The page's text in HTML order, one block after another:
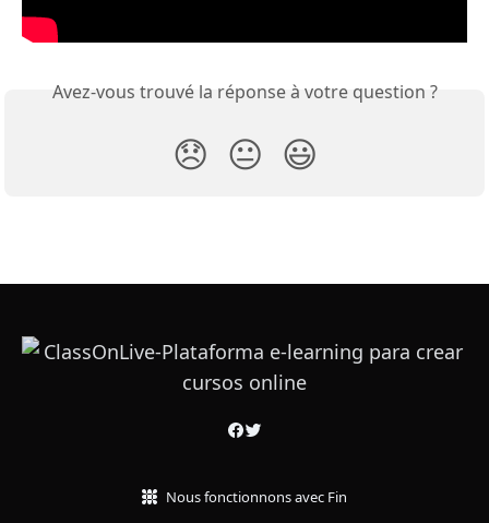
Avez-vous trouvé la réponse à votre question ?
😞 😐 😃
Nous fonctionnons avec Fin